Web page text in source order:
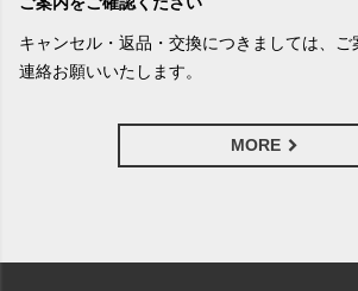
キャンセル・返品・交換につきましては、
連絡お願いいたします。
MORE